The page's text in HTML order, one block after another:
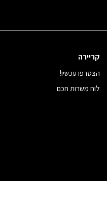
קריירה
הצטרפו עכשיו!
לוח משרות חכם